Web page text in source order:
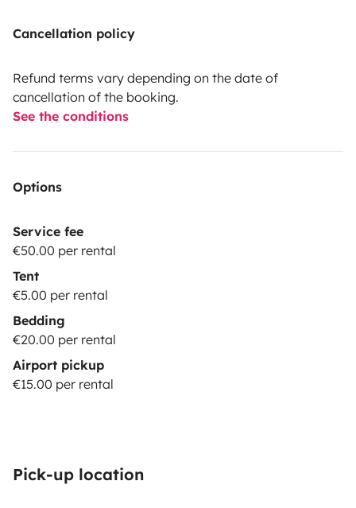
Cancellation policy
Refund terms vary depending on the date of
cancellation of the booking.
See the conditions
Options
Service fee
€50.00 per rental
Tent
€5.00 per rental
Bedding
€20.00 per rental
Airport pickup
€15.00 per rental
Pick-up location